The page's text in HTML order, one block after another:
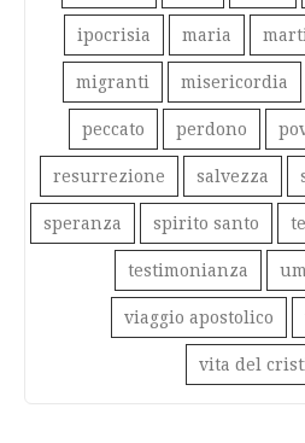
ipocrisia maria
migranti misericordia
peccato perdono
resurrezione salvezza
speranza spirito santo
testimonianza
viaggio apostolico
vita del